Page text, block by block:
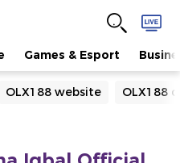
Games & Esport
OLX188 website OLX188